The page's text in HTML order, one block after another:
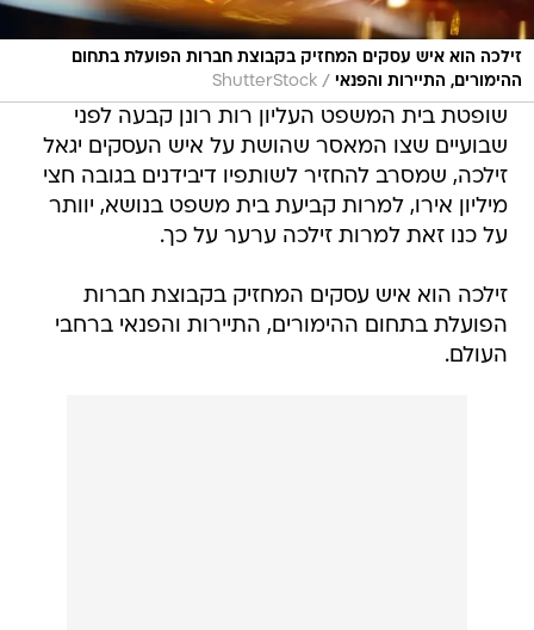
זילכה הוא איש עסקים המחזיק בקבוצת חברות הפועלת בתחום
ההימורים, התיירות והפנאי /
ShutterStock
שופטת בית המשפט העליון רות רונן קבעה לפני
שבועיים שצו המאסר שהושת על איש העסקים יגאל
זילכה, שמסרב להחזיר לשותפיו דיבידנים בגובה חצי
מיליון אירו, למרות קביעת בית משפט בנושא, יוותר
על כנו זאת למרות זילכה ערער על כך.
זילכה הוא איש עסקים המחזיק בקבוצת חברות
הפועלת בתחום ההימורים, התיירות והפנאי ברחבי
העולם.